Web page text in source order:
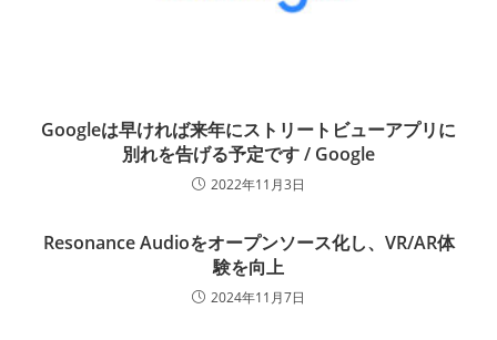
Googleは早ければ来年にストリートビューアプリに
別れを告げる予定です / Google
2022年11月3日
Resonance Audioをオープンソース化し、VR/AR体
験を向上
2024年11月7日